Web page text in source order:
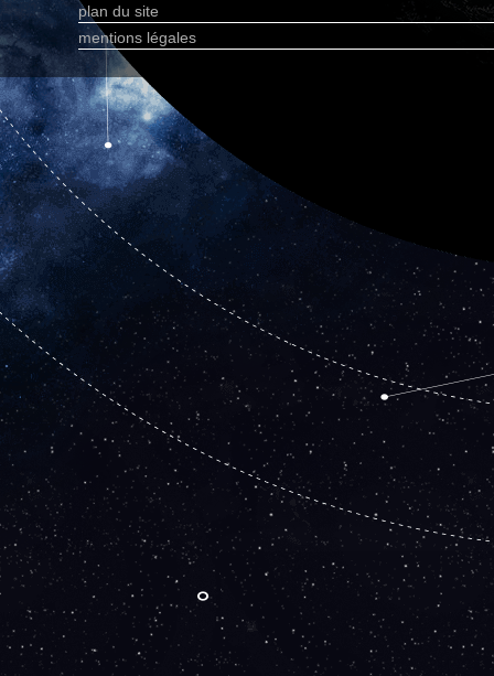
plan du site
mentions légales